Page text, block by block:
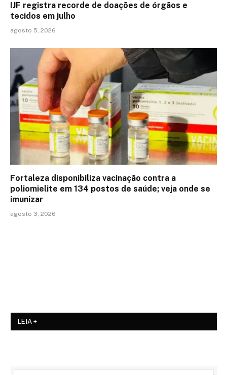
IJF registra recorde de doações de órgãos e
tecidos em julho
agosto 5, 2026
Fortaleza disponibiliza vacinação contra a
poliomielite em 134 postos de saúde; veja onde se
imunizar
agosto 3, 2026
LEIA +